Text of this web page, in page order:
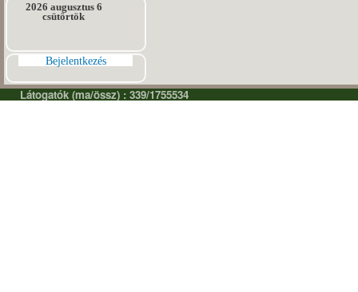
2026 augusztus 6
csütörtök
Bejelentkezés
Látogatók (ma/össz) : 339/1755534